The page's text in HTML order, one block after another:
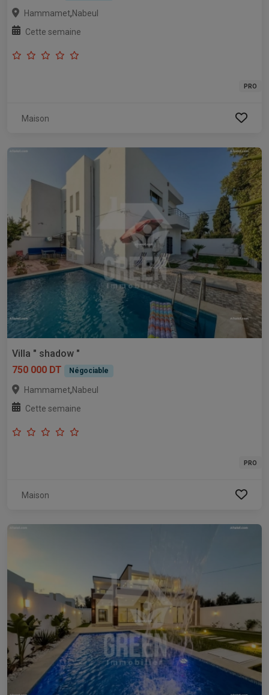
Hammamet,Nabeul
Cette semaine
PRO
Maison
Villa " shadow "
750 000 DT
Négociable
Hammamet,Nabeul
Cette semaine
PRO
Maison